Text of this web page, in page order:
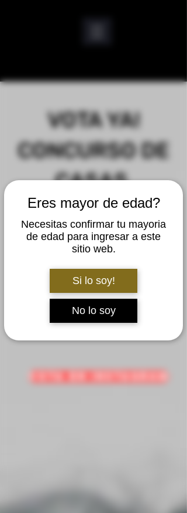
Eres mayor de edad?
Necesitas confirmar tu mayoria
de edad para ingresar a este
sitio web.
Si lo soy!
No lo soy
VOTA YA!
CONCURSO DE
CASAS
HALLOWEEN
VIRTUAL CLICK